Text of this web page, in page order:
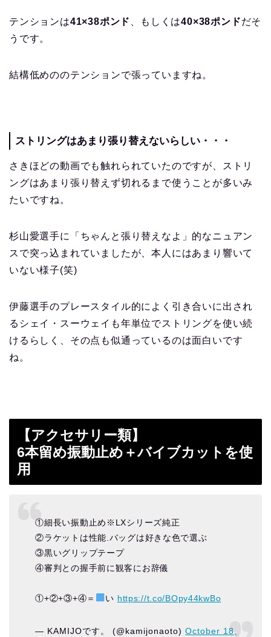
テンションは41×38ポンド 、もしくは40×38ポンドだそ
うです。
結構低めののテンションで張っていますね。
ストリングはあまり張り替えないらしい・・・
さきほどの動画でも触れられていたのですが、ストリ
ングはあまり張り替えず切れるまで使うことが多いみ
たいですね。
杉山愛選手に「ちゃんと張り替えなよ」的なニュアン
スで突っ込まれていましたが、本人にはあまり響いて
いない様子(笑)
伊藤選手のプレースタイル的によく引き合いに出され
るシェイ・スーウェイも年単位でストリングを使い続
けるらしく、その点も似通っているのは面白いです
ね。
【アクセサリー類】
6本留め振動止め＋バイブカットを使
用
①細長い振動止め※LXシリーズ純正
②ラケットは性能.バッグは好きな色で選ぶ
③黒いグリップテープ
④審判との握手前に観客にお辞儀
①+②+③+④＝ い https://t.co/BOpy44kwBo
— KAMIJOです。 (@kamijonaoto)October 18,